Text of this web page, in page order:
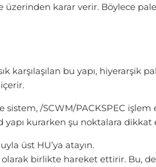
üzerinden karar verir. Böylece
karşılaşılan bu yapı, hiyerarşik
/SCWM/PACKSPEC işlem
yapı kurarken şu noktalara dikkat
üst HU’ya atayın.
olarak birlikte hareket ettirir. Bu,